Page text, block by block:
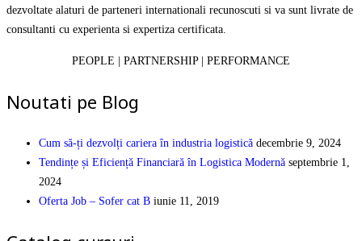
dezvoltate alaturi de parteneri internationali recunoscuti si va sunt livrate de
consultanti cu experienta si expertiza certificata.
PEOPLE | PARTNERSHIP | PERFORMANCE
Noutati pe Blog
Cum să-ți dezvolți cariera în industria logistică decembrie 9, 2024
Tendințe și Eficiență Financiară în Logistica Modernă septembrie 1,
2024
Oferta Job – Sofer cat B iunie 11, 2019